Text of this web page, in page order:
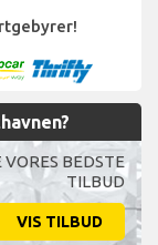
VORES BEDSTE
TILBUD
VIS TILBUD